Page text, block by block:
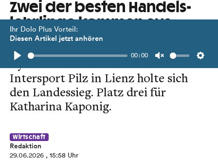
Ihr Dolo Plus Vorteil:
Diesen Artikel jetzt anhören
Play
00:00
Unmute
Zwei der besten Handels­
lehrlinge kommen aus
Osttirol
TyrolSkills: Joline Fast vom
Intersport Pilz in Lienz holte sich
den Landessieg. Platz drei für
Katharina Kaponig.
Wirtschaft
Redaktion
29.06.2026 , 15:58 Uhr